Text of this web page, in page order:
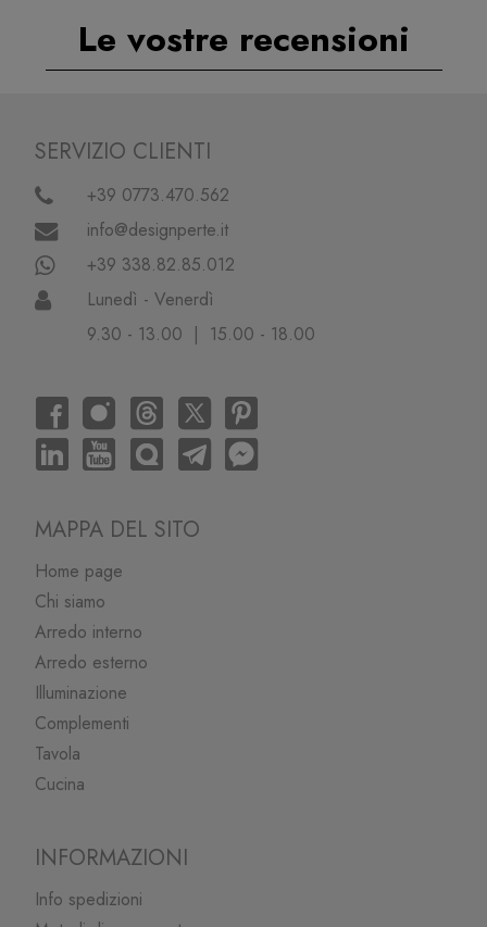
Le vostre recensioni
SERVIZIO CLIENTI
+39 0773.470.562
info@designperte.it
+39 338.82.85.012
Lunedì - Venerdì
9.30 - 13.00 | 15.00 - 18.00
MAPPA DEL SITO
Home page
Chi siamo
Arredo interno
Arredo esterno
Illuminazione
Complementi
Tavola
Cucina
INFORMAZIONI
Info spedizioni